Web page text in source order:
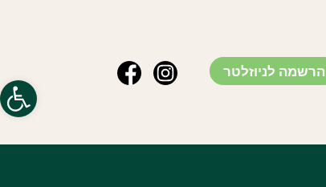
פתח הרשמה לניוזלטר